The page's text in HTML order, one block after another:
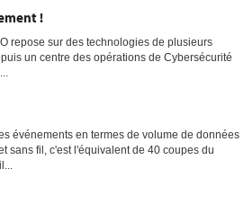
!
repose sur des technologies de plusieurs
un centre des opérations de Cybersécurité
événements en termes de volume de données
sans fil, c'est l'équivalent de 40 coupes du